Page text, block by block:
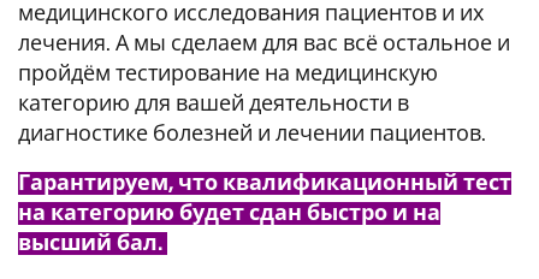
медицинского исследования пациентов и их
лечения. А мы сделаем для вас всё остальное и
пройдём тестирование на медицинскую
категорию для вашей деятельности в
диагностике болезней и лечении пациентов.
Гарантируем, что квалификационный тест
на категорию будет сдан быстро и на
высший бал.